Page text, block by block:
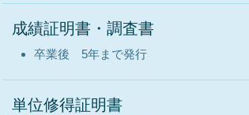
成績証明書・調査書
卒業後 5年まで発行
単位修得証明書